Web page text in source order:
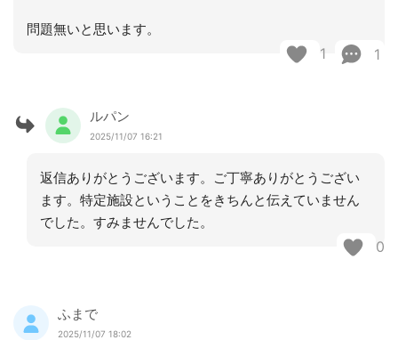
問題無いと思います。
1 1
ルパン
2025/11/07 16:21
返信ありがとうございます。ご丁寧ありがとうござい
ます。特定施設ということをきちんと伝えていません
でした。すみませんでした。
0
ふまで
2025/11/07 18:02